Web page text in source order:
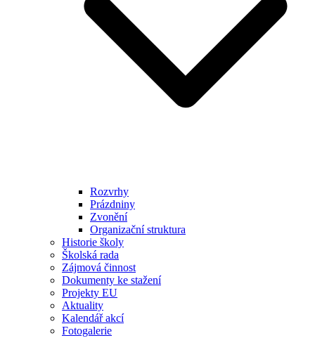
Rozvrhy
Prázdniny
Zvonění
Organizační struktura
Historie školy
Školská rada
Zájmová činnost
Dokumenty ke stažení
Projekty EU
Aktuality
Kalendář akcí
Fotogalerie